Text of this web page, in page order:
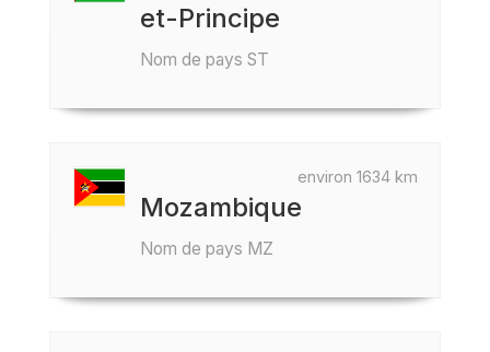
et-Principe
Nom de pays ST
environ 1634 km
Mozambique
Nom de pays MZ